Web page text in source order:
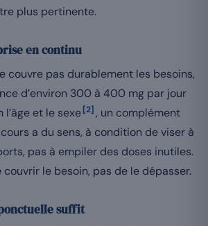
plus pertinente.
en continu
couvre pas durablement les besoins,
d’environ 300 à 400 mg par jour
l’âge et le sexe[2] , un complément
a du sens, à condition de viser à
pas à empiler des doses inutiles.
couvrir le besoin, pas de le dépasser.
suffit